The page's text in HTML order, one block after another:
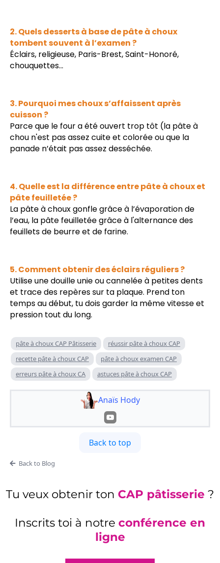
2. Quels desserts à base de pâte à choux
tombent souvent à l’examen ?
Éclairs, religieuse, Paris-Brest, Saint-Honoré,
chouquettes...
3. Pourquoi mes choux s’affaissent après
cuisson ?
Parce que le four a été ouvert trop tôt (la pâte à
chou n'est pas assez cuite et colorée ou que la
panade n’était pas assez desséchée.
4. Quelle est la différence entre pâte à choux et
pâte feuilletée ?
La pâte à choux gonfle grâce à l’évaporation de
l’eau, la pâte feuilletée grâce à l'alternance des
feuillets de beurre et de farine.
5. Comment obtenir des éclairs réguliers ?
Utilise une douille unie ou cannelée à petites dents
et trace des repères sur ta plaque. Prend ton
temps au début, tu dois garder la même vitesse et
pression tout du long.
pâte à choux CAP Pâtisserie
réussir pâte à choux CAP
recette pâte à choux CAP
pâte à choux examen CAP
erreurs pâte à choux CA
astuces pâte à choux CAP
Anaïs Hody
Back to top
Back to Blog
Tu veux obtenir ton CAP pâtisserie ?
Inscrits toi à notre conférence en
ligne